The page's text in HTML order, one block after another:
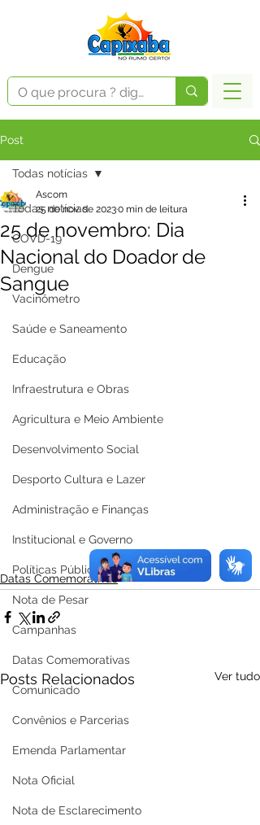
Post
Todas notícias
COVD-19
Dengue
Vacinômetro
Saúde e Saneamento
Educação
Infraestrutura e Obras
Agricultura e Meio Ambiente
Desenvolvimento Social
Desporto Cultura e Lazer
Administração e Finanças
Institucional e Governo
Políticas Públicas
Nota de Pesar
Campanhas
Datas Comemorativas
Comunicado
Convênios e Parcerias
Emenda Parlamentar
Nota Oficial
Nota de Esclarecimento
Todas notícias
25 de novembro: Dia
Nacional do Doador de
Sangue
Ascom
25 de nov. de 20230 min de leitura
Datas Comemorativas
Posts Relacionados Ver tudo